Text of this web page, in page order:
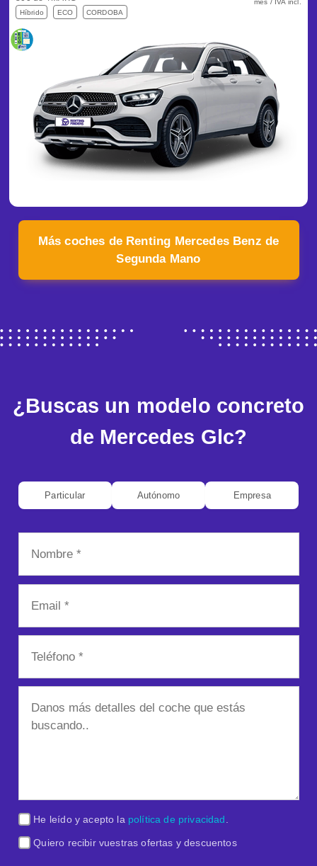
Híbrido ECO CORDOBA
mes / IVA incl.
Más coches de Renting Mercedes Benz de
Segunda Mano
¿Buscas un modelo concreto
de Mercedes Glc?
Particular Autónomo Empresa
He leído y acepto la política de privacidad
Quiero recibir vuestras ofertas y descuentos